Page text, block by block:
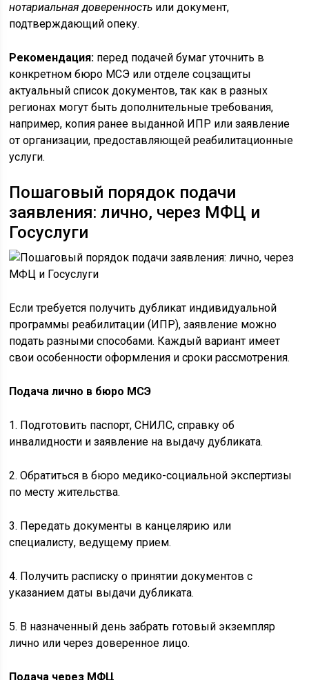
нотариальная доверенность или документ,
подтверждающий опеку.
Рекомендация: перед подачей бумаг уточнить в
конкретном бюро МСЭ или отделе соцзащиты
актуальный список документов, так как в разных
регионах могут быть дополнительные требования,
например, копия ранее выданной ИПР или заявление
от организации, предоставляющей реабилитационные
услуги.
Пошаговый порядок подачи
заявления: лично, через МФЦ и
Госуслуги
Если требуется получить дубликат индивидуальной
программы реабилитации (ИПР), заявление можно
подать разными способами. Каждый вариант имеет
свои особенности оформления и сроки рассмотрения.
Подача лично в бюро МСЭ
1. Подготовить паспорт, СНИЛС, справку об
инвалидности и заявление на выдачу дубликата.
2. Обратиться в бюро медико-социальной экспертизы
по месту жительства.
3. Передать документы в канцелярию или
специалисту, ведущему прием.
4. Получить расписку о принятии документов с
указанием даты выдачи дубликата.
5. В назначенный день забрать готовый экземпляр
лично или через доверенное лицо.
Подача через МФЦ